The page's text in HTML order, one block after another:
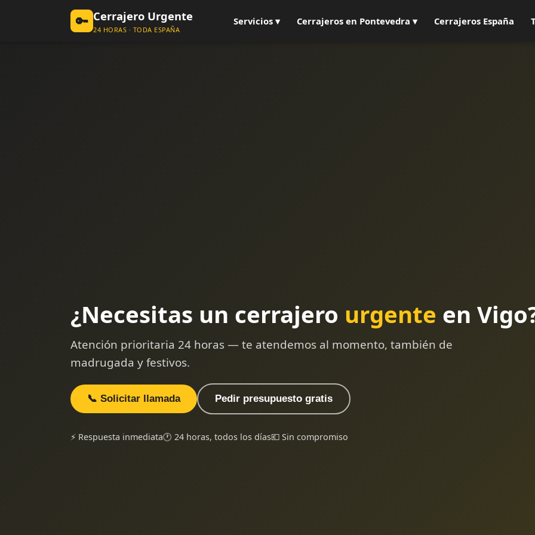
🔑 Cerrajero Urgente
24 HORAS · TODA ESPAÑA
Servicios ▾ Cerrajeros en Pontevedra ▾ Cerrajeros España
¿Necesitas un cerrajero urgente en
Atención prioritaria 24 horas — te atendemos al momento, también de
madrugada y festivos.
📞 Solicitar llamada Pedir presupuesto gratis
⚡ Respuesta inmediata🕐 24 horas, todos los días💶 Sin compromiso